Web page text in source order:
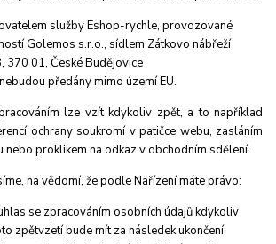
služby Eshop-rychle, provozované
Golemos s.r.o., sídlem Zátkovo nábřeží
370 01, České Budějovice
nebudou předány mimo území EU.
lze vzít kdykoliv zpět, a to například
ochrany soukromí v patičce webu, zasláním
nebo proklikem na odkaz v obchodním sdělení.
na vědomí, že podle Nařízení máte právo:
se zpracováním osobních údajů kdykoliv
zpětvzetí bude mít za následekukončení